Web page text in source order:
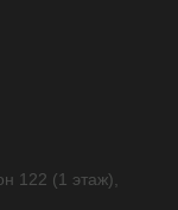
122 (1 этаж),